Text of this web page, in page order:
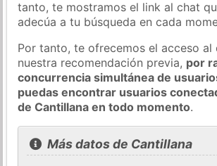
tanto, te mostramos el link al chat
adecúa a tu búsqueda en cada
Por tanto, te ofrecemos el acceso al
nuestra recomendación previa, por
concurrencia simultánea de
puedas encontrar usuarios
de Cantillana en todo momento.
Más datos de Cantillana